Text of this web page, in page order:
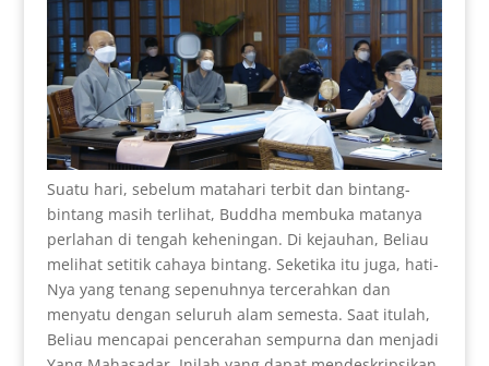
Suatu hari, sebelum matahari terbit dan bintang-
bintang masih terlihat, Buddha membuka matanya
perlahan di tengah keheningan. Di kejauhan, Beliau
melihat setitik cahaya bintang. Seketika itu juga, hati-
Nya yang tenang sepenuhnya tercerahkan dan
menyatu dengan seluruh alam semesta. Saat itulah,
Beliau mencapai pencerahan sempurna dan menjadi